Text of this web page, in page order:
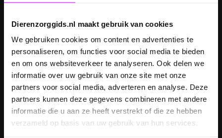
Dierenzorggids.nl maakt gebruik van cookies
We gebruiken cookies om content en advertenties te
personaliseren, om functies voor social media te bieden
en om ons websiteverkeer te analyseren. Ook delen we
informatie over uw gebruik van onze site met onze
partners voor social media, adverteren en analyse. Deze
partners kunnen deze gegevens combineren met andere
informatie die u aan ze heeft verstrekt of die ze hebben
verzameld op basis van uw gebruik van hun services.
Je cavia verzorgen diarree
Je hond wordt
geopereerd – wat
kan je
verwachten?
Je kat naar een
pension brengen
Je kat wordt
geopereerd – wat
kan je
verwachten?
Je kater laten
castreren